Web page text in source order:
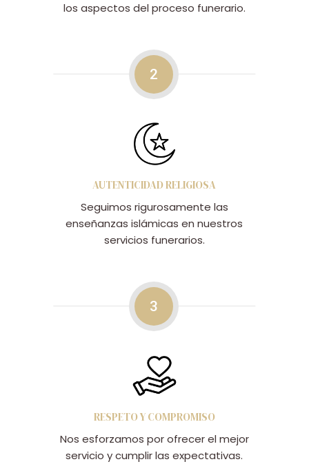
los aspectos del proceso funerario.
2
AUTENTICIDAD RELIGIOSA
Seguimos rigurosamente las
enseñanzas islámicas en nuestros
servicios funerarios.
3
RESPETO Y COMPROMISO
Nos esforzamos por ofrecer el mejor
servicio y cumplir las expectativas.